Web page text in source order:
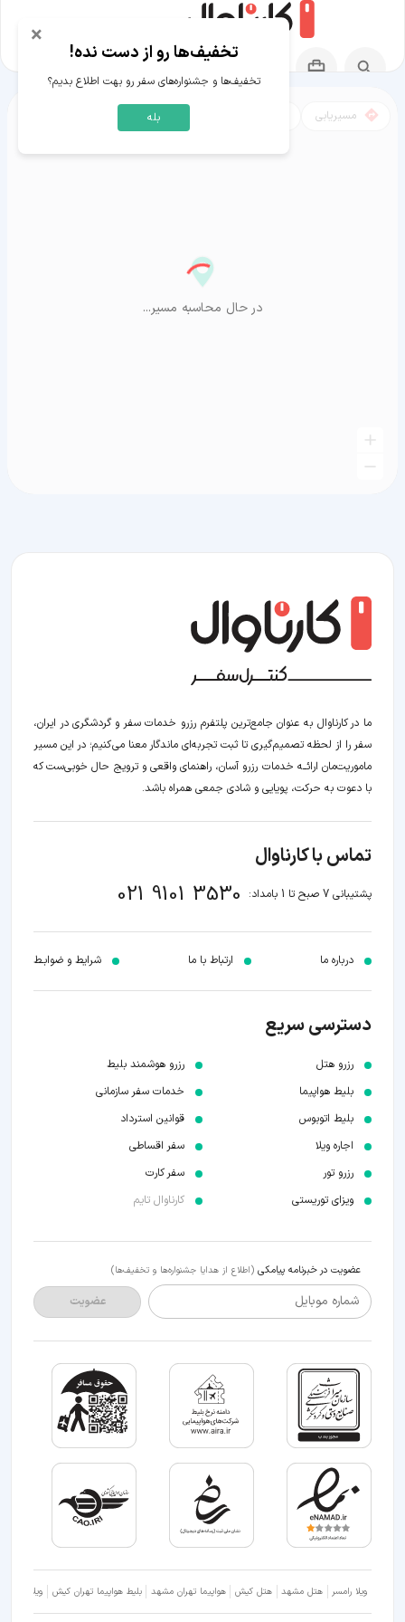
مسیریابی
در حال محاسبه مسیر...
ما در کارناوال به عنوان جامع‌ترین پلتفرم رزرو خدمات سفر و گردشگری در ایران،
سفر را از لحظه‌ تصمیم‌گیری تا ثبت تجربه‌ای ماندگار معنا می‌کنیم؛ در این مسیر‍
ماموریت‌مان اراﺋــﻪ خدمات رزرو آسان، راهنمای واقعی و ترویج حال خوبی‌ست که
با دعوت به حرکت، پویایی و شادی جمعی همراه باشد.
تماس با کارناوال
پشتیبانی 7 صبح تا 1 بامداد: 021 9101 3530
درباره ما ارتباط با ما شرایط و ضوابـط
دسترسی سریع
رزرو هتل
بلیط هواپیما
بلیط اتوبوس
اجاره ویلا
رزرو تور
ویزای توریستی
رزرو هوشمند بلیط
خدمات سفر سازمانی
قوانین استرداد
سفر اقساطی
سفر کارت
کارناوال تایم
عضویت در خبرنامه پیامکی (اطلاع از هدایا جشنواره‌ها و تخفیف‌ها)
شماره موبایل عضویت
ویلا رامسر هتل مشهد هتل کیش هواپیما تهران مشهد بلیط هواپیما تهران کیش ویلا شمال
× تخفیف‌ها رو از دست نده!
تخفیف‌ها و جشنواره‌های سفر رو بهت اطلاع بدیم؟
بله